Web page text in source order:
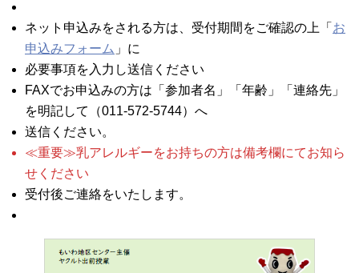
ネット申込みをされる方は、受付期間をご確認の上「 お
申込みフォーム 」に
必要事項を入力し送信ください
FAXでお申込みの方は「参加者名」「年齢」「連絡先」
を明記して（011-572-5744）へ
送信ください。
≪重要≫乳アレルギーをお持ちの方は備考欄にてお知ら
せください
受付後ご連絡をいたします。